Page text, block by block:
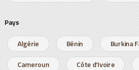
Pays
Algérie Bénin
Burkina
Cameroun
Côte d’Ivoire